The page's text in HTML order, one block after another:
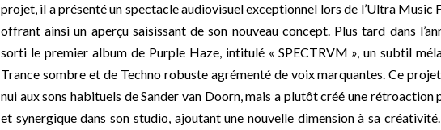
projet, il a présenté un spectacle audiovisuel exceptionnel lors de l’Ultra Music
offrant ainsi un aperçu saisissant de son nouveau concept. Plus tard dans
sorti le premier album de Purple Haze, intitulé « SPECTRVM », un subtil
Trance sombre et de Techno robuste agrémenté de voix marquantes. Ce projet
nui aux sons habituels de Sander van Doorn, mais a plutôt créé une rétroaction
et synergique dans son studio, ajoutant une nouvelle dimension à sa